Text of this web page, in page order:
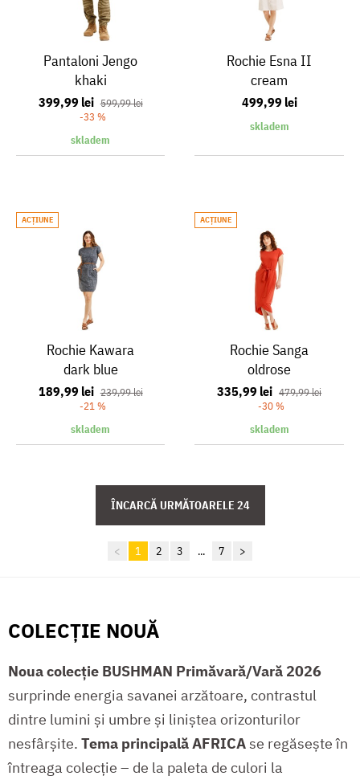
Pantaloni Jengo
khaki
399,99 lei 599,99 lei
-33 %
skladem
Rochie Esna II
cream
499,99 lei
skladem
ACŢIUNE
Rochie Kawara
dark blue
189,99 lei 239,99 lei
-21 %
skladem
ACŢIUNE
Rochie Sanga
oldrose
335,99 lei 479,99 lei
-30 %
skladem
< 1 2 3 ... 7 >
COLECȚIE NOUĂ
Noua colecție BUSHMAN Primăvară/Vară 2026
surprinde energia savanei arzătoare, contrastul
dintre lumini și umbre și liniștea orizonturilor
nesfârșite. Tema principală AFRICA se regăsește în
întreaga colecție – de la paleta de culori la